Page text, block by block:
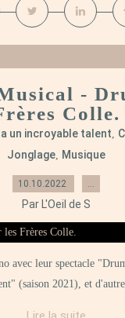
-
Colle.
a un incroyable talent,
Jonglage, Musique
10.10.2022 …
Par L'Oeil de S
avec leur spectacle
(saison 2021), et